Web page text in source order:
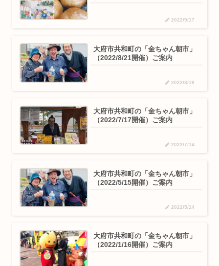
2022/9/17
大府市共和町の「金ちゃん朝市」
（2022/8/21開催）ご案内
2022/8/18
大府市共和町の「金ちゃん朝市」
（2022/7/17開催）ご案内
2022/7/14
大府市共和町の「金ちゃん朝市」
（2022/5/15開催）ご案内
2022/5/14
大府市共和町の「金ちゃん朝市」
（2022/1/16開催）ご案内